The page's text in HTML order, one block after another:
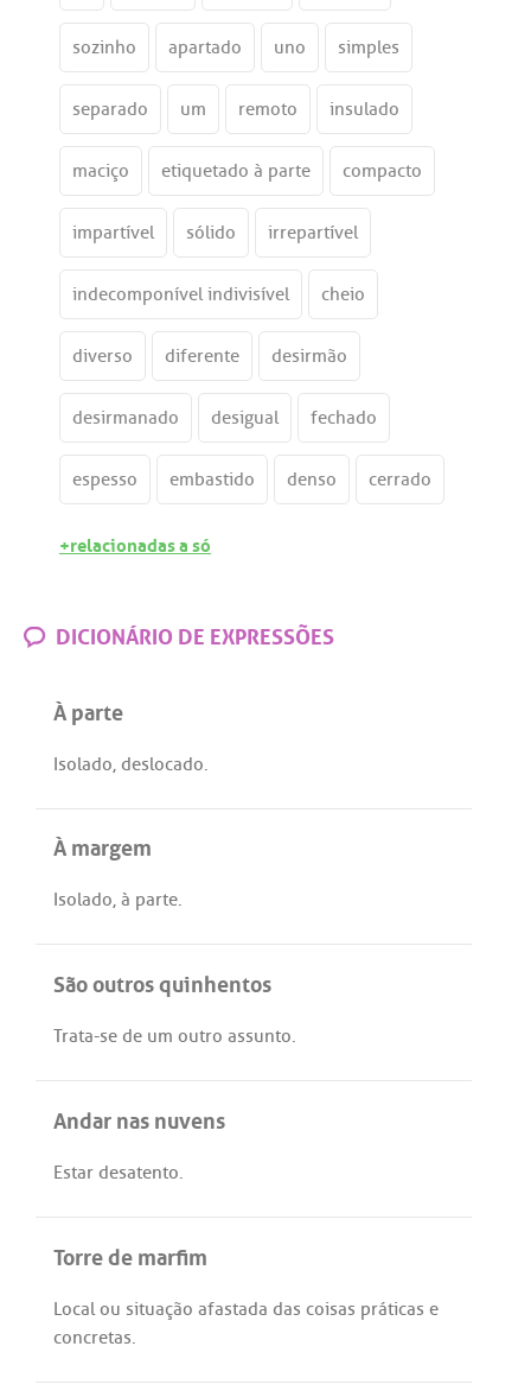
sozinho apartado uno simples
separado um remoto insulado
maciço etiquetado à parte compacto
impartível sólido irrepartível
indecomponível indivisível cheio
diverso diferente desirmão
desirmanado desigual fechado
espesso embastido denso cerrado
+relacionadas a só
DICIONÁRIO DE EXPRESSÕES
À parte
Isolado, deslocado.
À margem
Isolado, à parte.
São outros quinhentos
Trata-se de um outro assunto.
Andar nas nuvens
Estar desatento.
Torre de marfim
Local ou situação afastada das coisas práticas e
concretas.